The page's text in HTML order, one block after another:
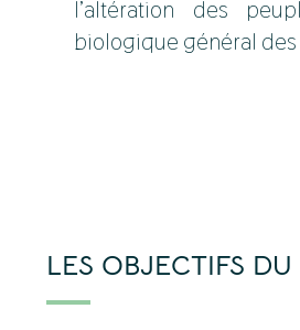
l’altération des
biologique général des
LES OBJECTIFS DU